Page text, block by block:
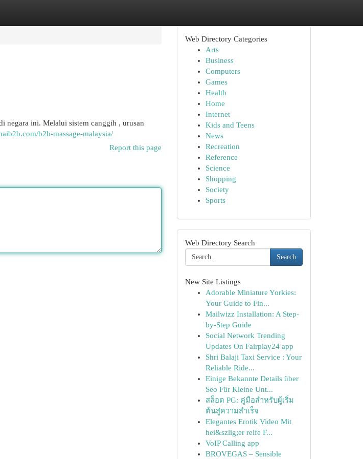
negara ini. Melalui sistem canggih , urusan
b2b-massage-malaysia/
Report this page
Web Directory Categories
Arts
Business
Computers
Games
Health
Home
Internet
Kids and Teens
News
Recreation
Reference
Science
Shopping
Society
Sports
Web Directory Search
Search
New Site Listings
Adorable Miniature Yorkies:
Your Guide to Fin...
Mailwizz Installation: A Step-
by-Step Guide
Social Network Trending
Updates On Fairplay24 app
Shri Balaji Taxi Service : Your
Reliable Ride...
Einige Bekannte Details über
Seo Für Kleine Unt...
สล็อต PG: คู่มือสำหรับผู้เริ่ม
ต้นสู่ความสำเร็จ
Elegantes Erotik Video Mit
hei&szlig;er reife F...
VoIP Calling app
BROVEGAS – Sensible